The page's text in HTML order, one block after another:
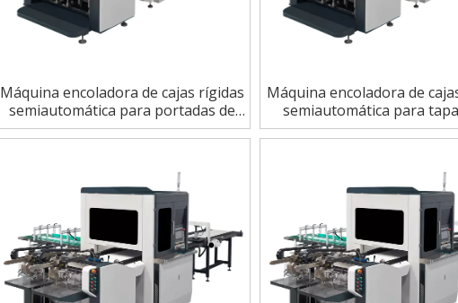
Máquina encoladora de cajas rígidas
semiautomática para portadas de
libros
Máquina encoladora de
semiautomática para